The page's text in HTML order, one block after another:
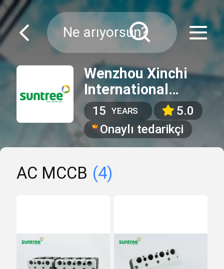
Wenzhou Xinchi
International
Trade Co.,Ltd
15 YEARS
5.0
Onaylı tedarikçi
AC MCCB (4)